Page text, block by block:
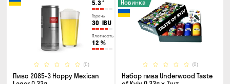
5.3°
Горечь
30 IBU
Плотность
12 %
(0)
Пиво 2085-3 Hoppy Mexican
(0)
Новинка
Набор пива Underwood Taste